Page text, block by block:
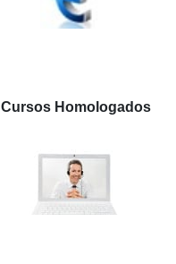
Cursos Homologados